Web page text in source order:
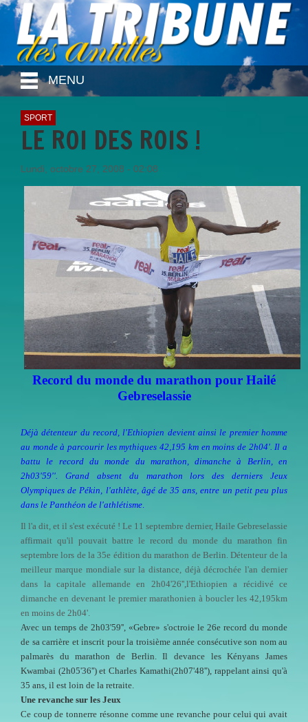
MENU
SPORT
LE ROI DES ROIS !
Lundi, octobre 27, 2008 - 02:08
Record du monde du marathon pour Hailé
Gebreselassie
Déjà détenteur du record, l'Ethiopien devient ainsi le premier homme
au monde à parcourir les mythiques 42,195 km en moins de 2h04'. Il a
battu le record du monde du marathon, dimanche à Berlin, en
2h03'59''. Grand absent du marathon lors des derniers Jeux
Olympiques de Pékin, l'athlète, âgé de 35 ans, entre un petit peu plus
dans le Panthéon de l'athlétisme
Il l'a dit, et il s'est exécuté ! Le 11 septembre dernier, Haile Gebreselassie
affirmait qu'il pouvait battre le record du monde du marathon fin
septembre lors de la 35e édition du marathon de Berlin. Détenteur de la
meilleur marque mondiale sur la distance, déjà décrochée l'an dernier
dans la capitale allemande en 2h04'26'',l'Ethiopien a récidivé ce
dimanche en devenant le premier marathonien à boucler les 42,195km
en moins de 2h04'.
Avec un temps de 2h03'59'', «Gebre» s'octroie le 26e record du monde
de sa carrière et inscrit pour la troisième année consécutive son nom au
palmarès du marathon de Berlin. Il devance les Kényans James
Kwambai (2h05'36'') et Charles Kamathi(2h07'48''), rappelant ainsi qu'à
35 ans, il est loin de la retraite.
Une revanche sur les Jeux
Ce coup de tonnerre résonne comme une revanche pour celui qui avait